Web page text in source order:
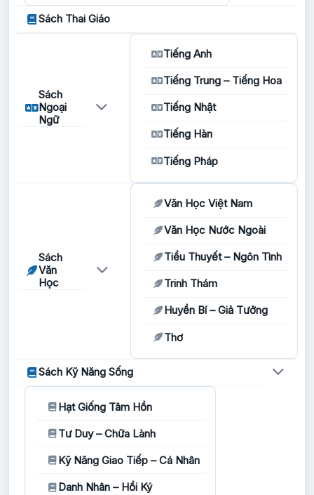
Sách Thai Giáo
Sách
Ngoại
Ngữ
Tiếng Anh
Tiếng Trung – Tiếng Hoa
Tiếng Nhật
Tiếng Hàn
Tiếng Pháp
Sách
Văn
Học
Văn Học Việt Nam
Văn Học Nước Ngoài
Tiểu Thuyết – Ngôn Tình
Trinh Thám
Huyền Bí – Giả Tưởng
Thơ
Sách Kỹ Năng Sống
Hạt Giống Tâm Hồn
Tư Duy – Chữa Lành
Kỹ Năng Giao Tiếp – Cá Nhân
Danh Nhân – Hồi Ký